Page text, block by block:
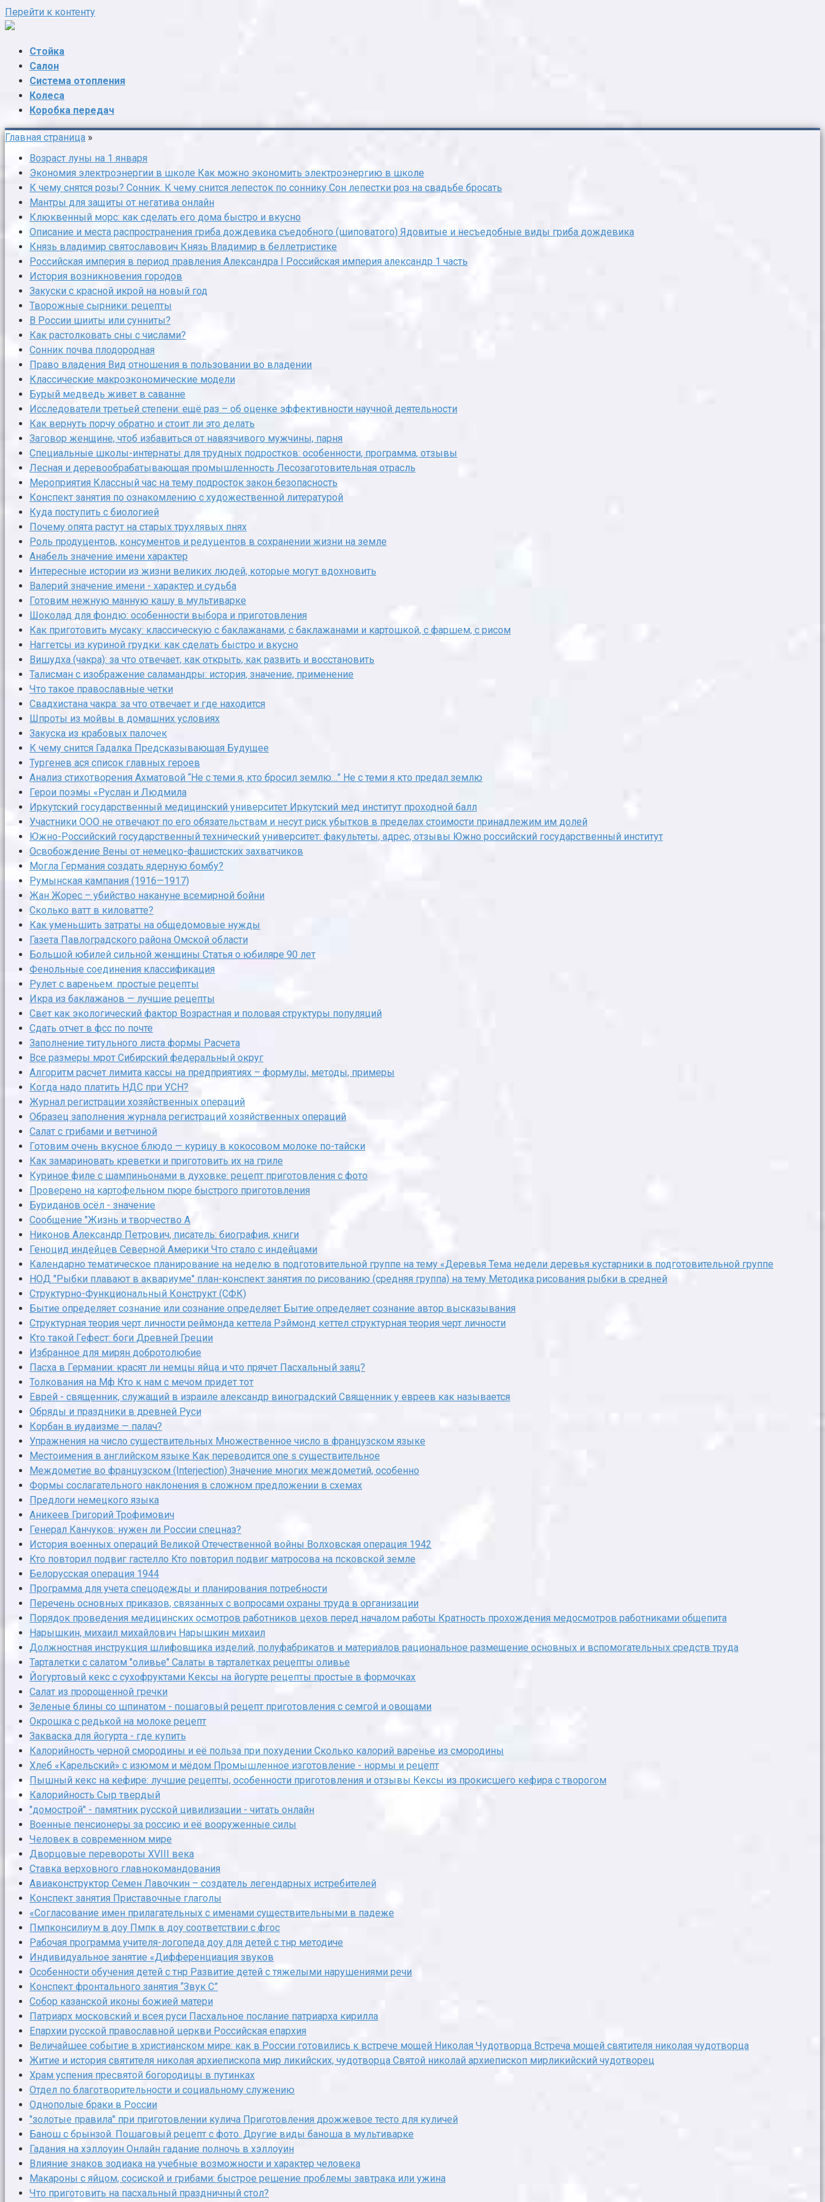
Перейти к контенту
Стойка
Салон
Система отопления
Колеса
Коробка передач
Главная страница »
Возраст луны на 1 января
Экономия электроэнергии в школе Как можно экономить электроэнергию в школе
К чему снятся розы? Сонник. К чему снится лепесток по соннику Сон лепестки роз на свадьбе бросать
Мантры для защиты от негатива онлайн
Клюквенный морс: как сделать его дома быстро и вкусно
Описание и места распространения гриба дождевика съедобного (шиповатого) Ядовитые и несъедобные виды гриба дождевика
Князь владимир святославович Князь Владимир в беллетристике
Российская империя в период правления Александра I Российская империя александр 1 часть
История возникновения городов
Закуски с красной икрой на новый год
Творожные сырники: рецепты
В России шииты или сунниты?
Как растолковать сны с числами?
Сонник почва плодородная
Право владения Вид отношения в пользовании во владении
Классические макроэкономические модели
Бурый медведь живет в саванне
Исследователи третьей степени: ещё раз – об оценке эффективности научной деятельности
Как вернуть порчу обратно и стоит ли это делать
Заговор женщине, чтоб избавиться от навязчивого мужчины, парня
Специальные школы-интернаты для трудных подростков: особенности, программа, отзывы
Лесная и деревообрабатывающая промышленность Лесозаготовительная отрасль
Мероприятия Классный час на тему подросток закон безопасность
Конспект занятия по ознакомлению с художественной литературой
Куда поступить с биологией
Почему опята растут на старых трухлявых пнях
Роль продуцентов, консументов и редуцентов в сохранении жизни на земле
Анабель значение имени характер
Интересные истории из жизни великих людей, которые могут вдохновить
Валерий значение имени - характер и судьба
Готовим нежную манную кашу в мультиварке
Шоколад для фондю: особенности выбора и приготовления
Как приготовить мусаку: классическую с баклажанами, с баклажанами и картошкой, с фаршем, с рисом
Наггетсы из куриной грудки: как сделать быстро и вкусно
Вишудха (чакра): за что отвечает, как открыть, как развить и восстановить
Талисман с изображение саламандры: история, значение, применение
Что такое православные четки
Свадхистана чакра: за что отвечает и где находится
Шпроты из мойвы в домашних условиях
Закуска из крабовых палочек
К чему снится Гадалка Предсказывающая Будущее
Тургенев ася список главных героев
Анализ стихотворения Ахматовой “Не с теми я, кто бросил землю…” Не с теми я кто предал землю
Герои поэмы «Руслан и Людмила
Иркутский государственный медицинский университет Иркутский мед институт проходной балл
Участники ООО не отвечают по его обязательствам и несут риск убытков в пределах стоимости принадлежим им долей
Южно-Российский государственный технический университет: факультеты, адрес, отзывы Южно российский государственный институт
Освобождение Вены от немецко-фашистских захватчиков
Могла Германия создать ядерную бомбу?
Румынская кампания (1916—1917)
Жан Жорес – убийство накануне всемирной бойни
Сколько ватт в киловатте?
Как уменьшить затраты на общедомовые нужды
Газета Павлоградского района Омской области
Большой юбилей сильной женщины Статья о юбиляре 90 лет
Фенольные соединения классификация
Рулет с вареньем: простые рецепты
Икра из баклажанов — лучшие рецепты
Свет как экологический фактор Возрастная и половая структуры популяций
Сдать отчет в фсс по почте
Заполнение титульного листа формы Расчета
Все размеры мрот Сибирский федеральный округ
Алгоритм расчет лимита кассы на предприятиях – формулы, методы, примеры
Когда надо платить НДС при УСН?
Журнал регистрации хозяйственных операций
Образец заполнения журнала регистраций хозяйственных операций
Салат с грибами и ветчиной
Готовим очень вкусное блюдо — курицу в кокосовом молоке по-тайски
Как замариновать креветки и приготовить их на гриле
Куриное филе с шампиньонами в духовке: рецепт приготовления с фото
Проверено на картофельном пюре быстрого приготовления
Буриданов осёл - значение
Сообщение "Жизнь и творчество А
Никонов Александр Петрович, писатель: биография, книги
Геноцид индейцев Северной Америки Что стало с индейцами
Календарно тематическое планирование на неделю в подготовительной группе на тему «Деревья Тема недели деревья кустарники в подготовительной группе
НОД "Рыбки плавают в аквариуме" план-конспект занятия по рисованию (средняя группа) на тему Методика рисования рыбки в средней
Структурно-Функциональный Конструкт (СФК)
Бытие определяет сознание или сознание определяет Бытие определяет сознание автор высказывания
Структурная теория черт личности реймонда кеттела Рэймонд кеттел структурная теория черт личности
Кто такой Гефест: боги Древней Греции
Избранное для мирян добротолюбие
Пасха в Германии: красят ли немцы яйца и что прячет Пасхальный заяц?
Толкования на Мф Кто к нам с мечом придет тот
Еврей - священник, служащий в израиле александр виноградский Священник у евреев как называется
Обряды и праздники в древней Руси
Корбан в иудаизме — палач?
Упражнения на число существительных Множественное число в французском языке
Местоимения в английском языке Как переводится one s существительное
Междометие во французском (Interjection) Значение многих междометий, особенно
Формы сослагательного наклонения в сложном предложении в схемах
Предлоги немецкого языка
Аникеев Григорий Трофимович
Генерал Канчуков: нужен ли России спецназ?
История военных операций Великой Отечественной войны Волховская операция 1942
Кто повторил подвиг гастелло Кто повторил подвиг матросова на псковской земле
Белорусская операция 1944
Программа для учета спецодежды и планирования потребности
Перечень основных приказов, связанных с вопросами охраны труда в организации
Порядок проведения медицинских осмотров работников цехов перед началом работы Кратность прохождения медосмотров работниками общепита
Нарышкин, михаил михайлович Нарышкин михаил
Должностная инструкция шлифовщика изделий, полуфабрикатов и материалов рациональное размещение основных и вспомогательных средств труда
Тарталетки с салатом "оливье" Салаты в тарталетках рецепты оливье
Йогуртовый кекс с сухофруктами Кексы на йогурте рецепты простые в формочках
Салат из пророщенной гречки
Зеленые блины со шпинатом - пошаговый рецепт приготовления с семгой и овощами
Окрошка с редькой на молоке рецепт
Закваска для йогурта - где купить
Калорийность черной смородины и её польза при похудении Сколько калорий варенье из смородины
Хлеб «Карельский» с изюмом и мёдом Промышленное изготовление - нормы и рецепт
Пышный кекс на кефире: лучшие рецепты, особенности приготовления и отзывы Кексы из прокисшего кефира с творогом
Калорийность Сыр твердый
"домострой" - памятник русской цивилизации - читать онлайн
Военные пенсионеры за россию и её вооруженные силы
Человек в современном мире
Дворцовые перевороты XVIII века
Ставка верховного главнокомандования
Авиаконструктор Семен Лавочкин – создатель легендарных истребителей
Конспект занятия Приставочные глаголы
«Согласование имен прилагательных с именами существительными в падеже
Пмпконсилиум в доу Пмпк в доу соответствии с фгос
Рабочая программа учителя-логопеда доу для детей с тнр методиче
Индивидуальное занятие «Дифференциация звуков
Особенности обучения детей с тнр Развитие детей с тяжелыми нарушениями речи
Конспект фронтального занятия “Звук С”
Собор казанской иконы божией матери
Патриарх московский и всея руси Пасхальное послание патриарха кирилла
Епархии русской православной церкви Российская епархия
Величайшее событие в христианском мире: как в России готовились к встрече мощей Николая Чудотворца Встреча мощей святителя николая чудотворца
Житие и история святителя николая архиепископа мир ликийских, чудотворца Святой николай архиепископ мирликийский чудотворец
Храм успения пресвятой богородицы в путинках
Отдел по благотворительности и социальному служению
Однополые браки в России
"золотые правила" при приготовлении кулича Приготовления дрожжевое тесто для куличей
Банош с брынзой. Пошаговый рецепт с фото. Другие виды баноша в мультиварке
Гадания на хэллоуин Онлайн гадание полночь в хэллоуин
Влияние знаков зодиака на учебные возможности и характер человека
Макароны с яйцом, сосиской и грибами: быстрое решение проблемы завтрака или ужина
Что приготовить на пасхальный праздничный стол?